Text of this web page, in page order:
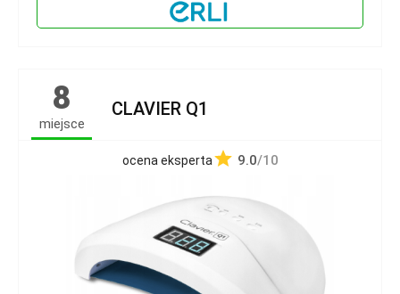
8
miejsce
CLAVIER Q1
ocena eksperta 9.0/10